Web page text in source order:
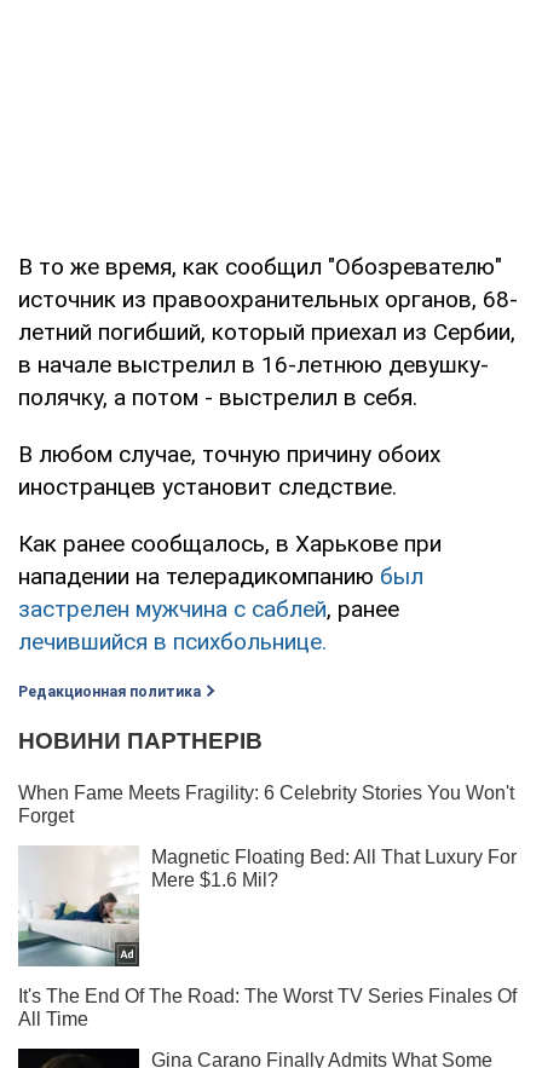
В то же время, как сообщил "Обозревателю"
источник из правоохранительных органов, 68-
летний погибший, который приехал из Сербии,
в начале выстрелил в 16-летнюю девушку-
полячку, а потом - выстрелил в себя.
В любом случае, точную причину обоих
иностранцев установит следствие.
Как ранее сообщалось, в Харькове при
нападении на телерадикомпанию был
застрелен мужчина с саблей, ранее
лечившийся в психбольнице.
Редакционная политика